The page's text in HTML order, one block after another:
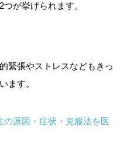
が挙げられます。
緊張やストレスなどもきっ
ます。
原因・症状・克服法を医